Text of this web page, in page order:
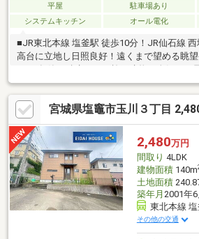
平屋 駐車場あり
システムキッチン
オール電化
■JR東北本線 塩釜駅 徒歩10分！JR仙石線
高台に立地し日照良好！遠くまで望める眺望
ール電化仕様！多彩に活用可能な別棟物置
くらく10台以上が可能な魅力の敷地条件で
宮城県塩竈市玉川３丁目
2,480万円
間取り 4LDK
建物面積140m
土地面積
築年月 2001年
東北本線
その他の交通